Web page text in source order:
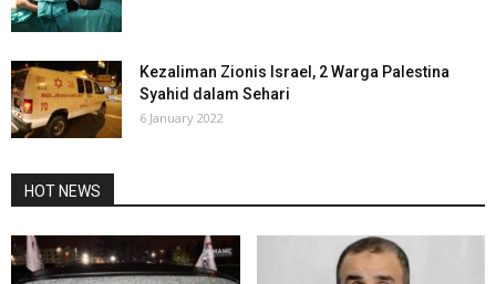
Kezaliman Zionis Israel, 2 Warga Palestina
Syahid dalam Sehari
6 January 2022
HOT NEWS